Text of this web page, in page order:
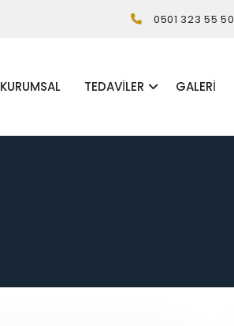
0501 323 55 50
KURUMSAL TEDAVILER GALERI